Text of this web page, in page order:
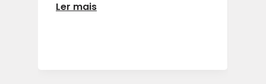
Ler mais